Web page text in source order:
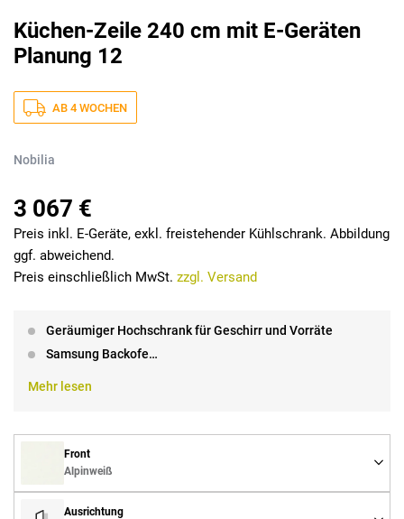
Küchen-Zeile 240 cm mit E-Geräten
Planung 12
AB 4 WOCHEN
Nobilia
3 067 €
Preis inkl. E-Geräte, exkl. freistehender Kühlschrank. Abbildung
ggf. abweichend.
Preis einschließlich MwSt. zzgl. Versand
Geräumiger Hochschrank für Geschirr und Vorräte
Samsung Backofe…
Mehr lesen
Front
Alpinweiß
Ausrichtung